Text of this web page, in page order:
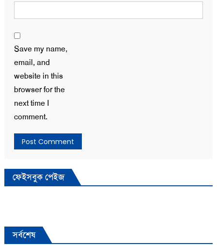
Save my name,
email, and
website in this
browser for the
next time I
comment.
ফেইসবুক পেইজ
সর্বশেষ